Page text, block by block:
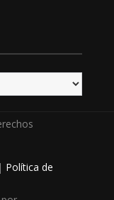
| Política de